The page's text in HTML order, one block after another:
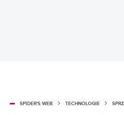
SPIDER'S WEB TECHNOLOGIE